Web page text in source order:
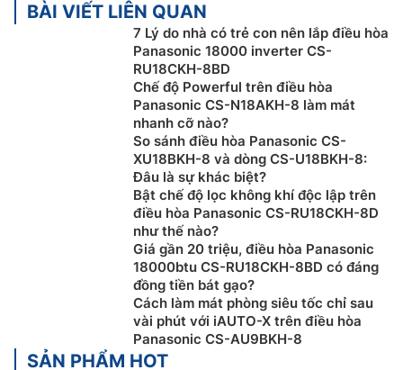
BÀI VIẾT LIÊN QUAN
7 Lý do nhà có trẻ con nên lắp điều hòa
Panasonic 18000 inverter CS-
RU18CKH-8BD
Chế độ Powerful trên điều hòa
Panasonic CS-N18AKH-8 làm mát
nhanh cỡ nào?
So sánh điều hòa Panasonic CS-
XU18BKH-8 và dòng CS-U18BKH-8:
Đâu là sự khác biệt?
Bật chế độ lọc không khí độc lập trên
điều hòa Panasonic CS-RU18CKH-8D
như thế nào?
Giá gần 20 triệu, điều hòa Panasonic
18000btu CS-RU18CKH-8BD có đáng
đồng tiền bát gạo?
Cách làm mát phòng siêu tốc chỉ sau
vài phút với iAUTO-X trên điều hòa
Panasonic CS-AU9BKH-8
SẢN PHẨM HOT